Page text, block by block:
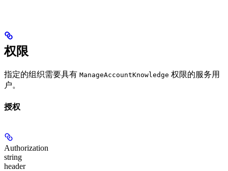
权限
指定的组织需要具有 ManageAccountKnowledge 权限的服务用
户。
授权
Authorization
string
header